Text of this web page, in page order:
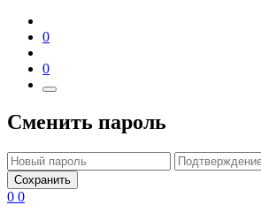
0
0
Сменить пароль
Сохранить
0 0